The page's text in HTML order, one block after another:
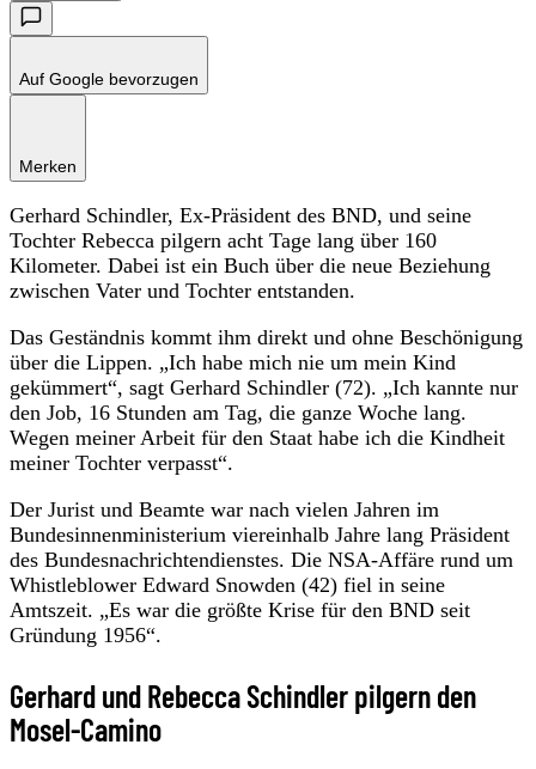
Auf Google bevorzugen
Merken
Gerhard Schindler, Ex-Präsident des BND, und seine
Tochter Rebecca pilgern acht Tage lang über 160
Kilometer. Dabei ist ein Buch über die neue Beziehung
zwischen Vater und Tochter entstanden.
Das Geständnis kommt ihm direkt und ohne Beschönigung
über die Lippen. „Ich habe mich nie um mein Kind
gekümmert“, sagt Gerhard Schindler (72). „Ich kannte nur
den Job, 16 Stunden am Tag, die ganze Woche lang.
Wegen meiner Arbeit für den Staat habe ich die Kindheit
meiner Tochter verpasst“.
Der Jurist und Beamte war nach vielen Jahren im
Bundesinnenministerium viereinhalb Jahre lang Präsident
des Bundesnachrichtendienstes. Die NSA-Affäre rund um
Whistleblower Edward Snowden (42) fiel in seine
Amtszeit. „Es war die größte Krise für den BND seit
Gründung 1956“.
Gerhard und Rebecca Schindler pilgern den
Mosel-Camino